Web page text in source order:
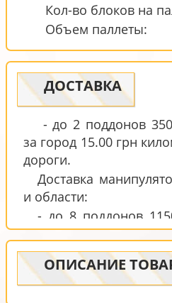
Кол-во блоков на
Объем паллеты:
ДОСТАВКА
- до 2 поддонов
за город 15.00 грн
дороги.
Доставка
и области:
- до 8 поддонов
м.Доставка за город
от окружной дороги.
- до 12 поддонов
м.Доставка за город 34
ОПИСАНИЕ